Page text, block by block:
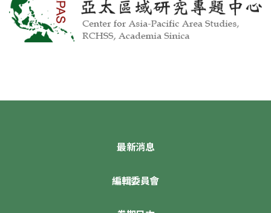
最新消息
編輯委員會